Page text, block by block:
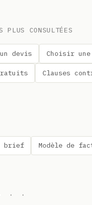
CONSULTÉES
devis Choisir
Clauses
brief Modèle de
· ·